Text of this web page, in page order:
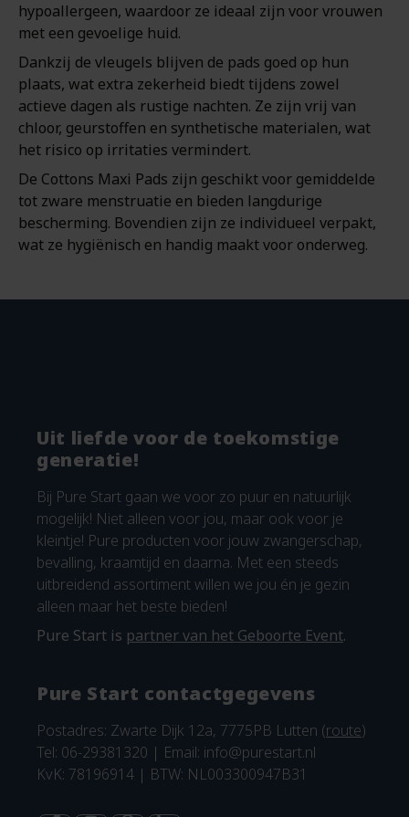
hypoallergeen, waardoor ze ideaal zijn voor vrouwen
met een gevoelige huid.
Dankzij de vleugels blijven de pads goed op hun
plaats, wat extra zekerheid biedt tijdens zowel
actieve dagen als rustige nachten. Ze zijn vrij van
chloor, geurstoffen en synthetische materialen, wat
het risico op irritaties vermindert.
De Cottons Maxi Pads zijn geschikt voor gemiddelde
tot zware menstruatie en bieden langdurige
bescherming. Bovendien zijn ze individueel verpakt,
wat ze hygiënisch en handig maakt voor onderweg.
Uit liefde voor de toekomstige
generatie!
Bij Pure Start gaan we voor zo puur en natuurlijk
mogelijk! Niet alleen voor jou, maar ook voor je
kleintje! Pure producten voor jouw zwangerschap,
bevalling, kraamtijd en daarna. Met een steeds
uitbreidend assortiment willen we jou én je gezin
alleen maar het beste bieden!
Pure Start is partner van het Geboorte Event.
Pure Start contactgegevens
Postadres: Zwarte Dijk 12a, 7775PB Lutten (route)
Tel: 06-29381320 | Email: info@purestart.nl
KvK: 78196914 | BTW: NL003300947B31